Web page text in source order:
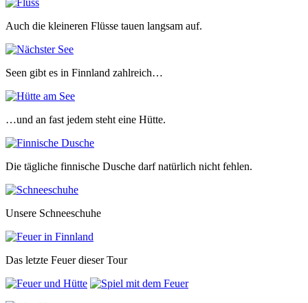
Auch die kleineren Flüsse tauen langsam auf.
Seen gibt es in Finnland zahlreich…
…und an fast jedem steht eine Hütte.
Die tägliche finnische Dusche darf natürlich nicht fehlen.
Unsere Schneeschuhe
Das letzte Feuer dieser Tour